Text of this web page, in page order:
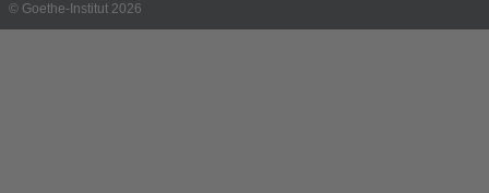
© Goethe-Institut 2026